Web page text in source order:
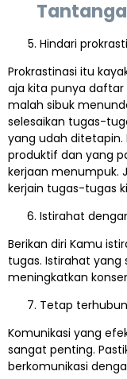
Hindari
Prokrastinasi itu
aja kita punya daftar
malah sibuk
selesaikan tugas-
yang udah ditetapin.
produktif dan yang
kerjaan menumpuk.
kerjain tugas-tugas
Istirahat
Berikan diri Kamu
tugas. Istirahat
meningkatkan
Tetap
Komunikasi yang
sangat penting.
berkomunikasi